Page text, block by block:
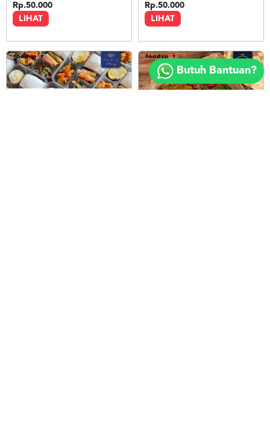
Copyright
2018
FOODSPOT.CO.ID
LIHAT
Rp.50.000
LIHAT
Rp.50.000
Butuh Bantuan?